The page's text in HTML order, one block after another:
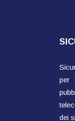
per
dei